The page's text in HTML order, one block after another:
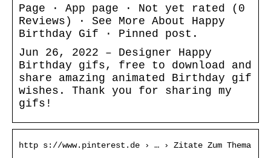
Page · App page · Not yet rated (0
Reviews) · See More About Happy
Birthday Gif · Pinned post.
Jun 26, 2022 – Designer Happy
Birthday gifs, free to download and
share amazing animated Birthday gif
wishes. Thank you for sharing my
gifs!
http s://www.pinterest.de › … › Zitate Zum Thema